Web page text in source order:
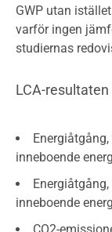
GWP utan
varför ingen
studiernas
LCA-
inneboende
inneboende